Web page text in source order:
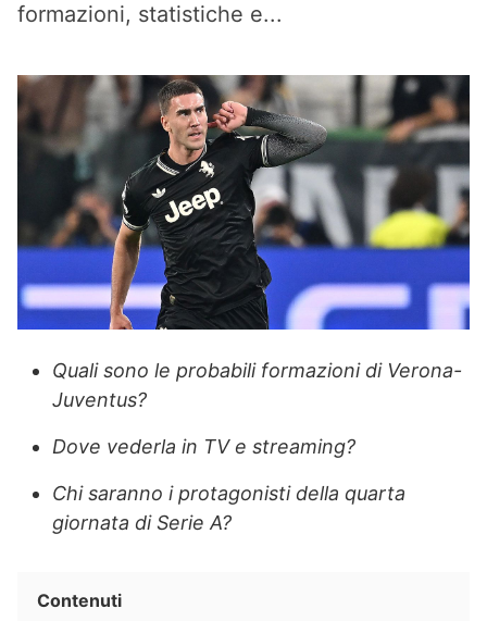
formazioni, statistiche e...
Quali sono le probabili formazioni di Verona-
Juventus?
Dove vederla in TV e streaming?
Chi saranno i protagonisti della quarta
giornata di Serie A?
Contenuti